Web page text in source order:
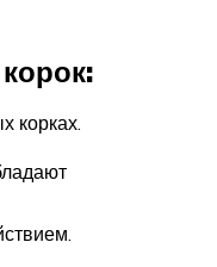
корках.